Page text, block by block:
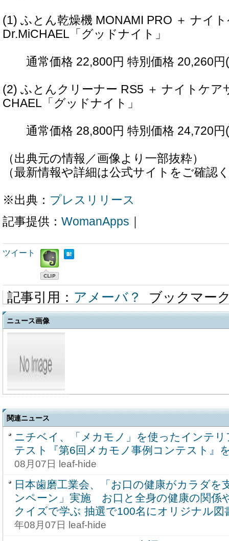
(1) ふとん乾燥機 MONAMI PRO ＋ ナ
Dr.MiCHAEL「グッドナイト」
通常価格 22,800円 特別価格 20,260円
(2) ふとんクリーナー RS5 ＋ ナイトケ
CHAEL「グッドナイト」
通常価格 28,800円 特別価格 24,720円
（出典元の情報／画像より一部抜粋）
（最新情報や詳細は公式サイトをご確認
※出典： プレスリリース
記事提供： WomanApps
ツイート
記事引用： アメーバ？ ブックマー
ニュース画像
関連ニュース
ニチベイ、「メカモノ」を使ったインテ
テスト『第6回メカモノ事例コンテスト』
08月07日 leaf-hide
日本歯磨工業会、「お口の健康がカラダを
ンペーン」実施 お口と全身の健康の関係
クイズで学ぶ 抽選で100名にオリジナル図
年08月07日 leaf-hide